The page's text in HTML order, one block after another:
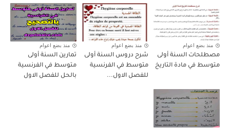
منذ بضع اعوام
مصطلحات السنة أولى
متوسط في مادة التاريخ
منذ بضع اعوام
شرح دروس السنة أولى
متوسط في الفرنسية
للفصل الاول...
منذ بضع اعوام
تمارين السنة أولى
متوسط في الفرنسية
بالحل للفصل الاول